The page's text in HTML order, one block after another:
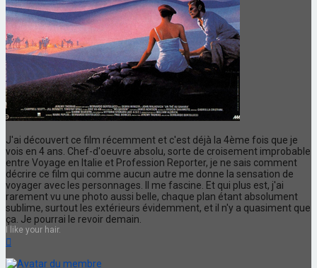
J'ai découvert ce film récemment et c'est déjà la 4ème fois que je
vois en 4 ans. Chef-d'oeuvre absolu, sorte de croisement improbable
entre Voyage en Italie et Profession Reporter, je ne sais comment
décrire ce film qui comme aucun autre me donne la sensation de
voyager avec les personnages. Il me fascine. Et qui plus est, j'ai
rarement vu une photo aussi belle, chaque plan étant absolument
sublime, surtout les extérieurs évidemment, et il n'y a quasiment que
ça. Je pourrai le revoir demain.
I like your hair.